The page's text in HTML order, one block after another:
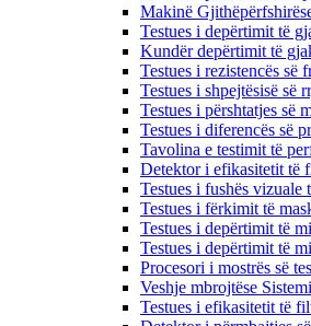
Makinë
Testues i depërtimit të
Kundër depërtimit të
Testues i rezistencës së
Testues i shpejtësisë së
Testues i përshtatjes së
Testues i diferencës së
Tavolina e testimit të
Detektor i efikasitetit të
Testues i fushës vizuale
Testues i fërkimit të
Testues i depërtimit të
Testues i depërtimit të
Procesori i mostrës së
Veshje mbrojtëse
Testues i efikasitetit të